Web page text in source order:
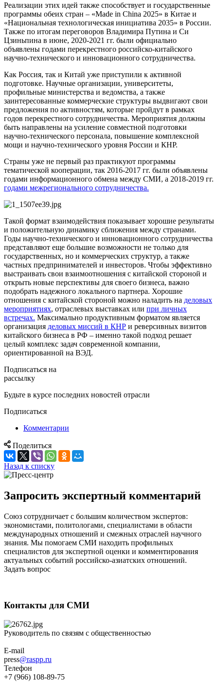
Реализации этих идей также способствует и государственные
программы обеих стран – «Made in China 2025» в Китае и
«Национальная технологическая инициатива 2035» в России.
Также по итогам переговоров Владимира Путина и Си
Цзиньпина в июне, 2020-2021 гг. были официально
объявлены годами перекрестного российско-китайского
научно-технического и инновационного сотрудничества.
Как Россия, так и Китай уже приступили к активной
подготовке. Научные организации, университеты,
профильные министерства и ведомства, а также
заинтересованные коммерческие структуры выдвигают свои
предложения по активностям, которые пройдут в рамках
годов перекрестного сотрудничества. Мероприятия должны
быть направлены на усиление совместной подготовки
научно-технического персонала, повышение комплексной
мощи и научно-технического уровня России и КНР.
Страны уже не первый раз практикуют программы
тематической кооперации, так 2016-2017 гг. были объявлены
годами информационного обмена между СМИ, а 2018-2019 гг.
годами межрегионального сотрудничества.
Такой формат взаимодействия показывает хорошие результаты
и положительную динамику сближения между странами.
Годы научно-технического и инновационного сотрудничества
представляют еще большие возможности не только для
государственных, но и коммерческих структур, а также
частных предпринимателей и инвесторов. Чтобы эффективно
выстраивать свои взаимоотношения с китайской стороной и
открыть новые перспективы для своего бизнеса, важно
подобрать надежного локального партнера. Хорошие
отношения с китайской стороной можно наладить на деловых
мероприятиях, отраслевых выставках или при личных
встречах. Максимально продуктивным форматом является
организация деловых миссий в КНР и реверсивных визитов
китайского бизнеса в РФ – именно такой подход решает
целый комплекс задач современной компании,
ориентированной на ВЭД.
Подписаться на
рассылку
Будьте в курсе последних новостей отрасли
Подписаться
Комментарии
Поделиться
Назад к списку
Запросить экспертный комментарий
Союз сотрудничает с большим количеством экспертов:
экономистами, политологами, специалистами в области
международных отношений и смежных отраслей научного
знания. Мы помогаем СМИ находить профильных
специалистов для экспертной оценки и комментирования
актуальных событий российско-азиатских отношений.
Задать вопрос
Контакты для СМИ
Руководитель по связям с общественностью
E-mail
press@raspp.ru
Телефон
+7 (966) 108-89-75